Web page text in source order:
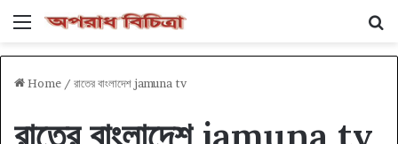
Menu
Home / রাতের বাংলাদেশ jamuna tv